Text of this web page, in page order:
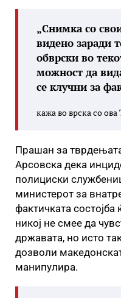
„Снимка со
видено заради
обврски во
можност да
се клучни за
кажа во врска со
Прашан за
Арсовска дека
полициски
министерот за
фактичката состојба
никој не смее да
државата, но исто
дозволи
манипулира.